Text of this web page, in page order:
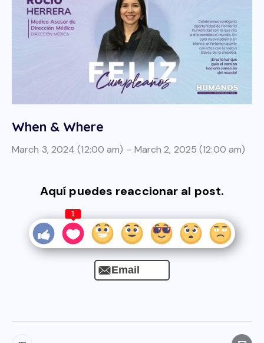
When & Where
March 3, 2024 (12:00 am) – March 2, 2025 (12:00 am)
Aquí puedes reaccionar al post.
1
Email